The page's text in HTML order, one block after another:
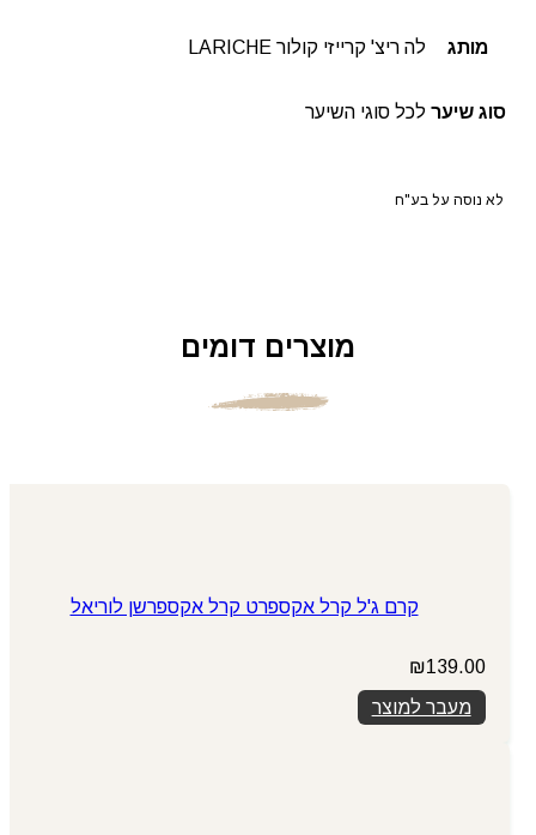
מותג לה ריצ' קרייזי קולור LARICHE
סוג שיער לכל סוגי השיער
לא נוסה על בע"ח
מוצרים דומים
קרם ג'ל קרל אקספרט קרל אקספרשן לוריאל
₪139.00
מעבר למוצר